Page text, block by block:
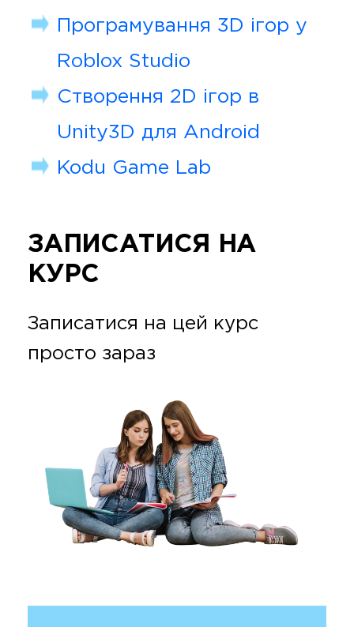
Програмування 3D ігор у
Roblox Studio
Створення 2D ігор в
Unity3D для Android
Kodu Game Lab
ЗАПИСАТИСЯ НА
КУРС
Записатися на цей курс
просто зараз